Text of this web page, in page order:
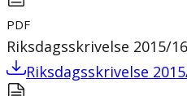
PDF
Riksdagsskrivelse 2015/
Riksdagsskrivelse